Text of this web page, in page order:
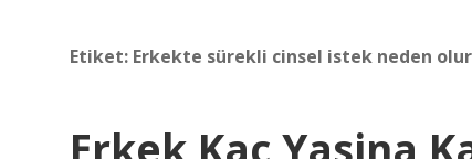
Etiket: Erkekte sürekli cinsel istek neden olur